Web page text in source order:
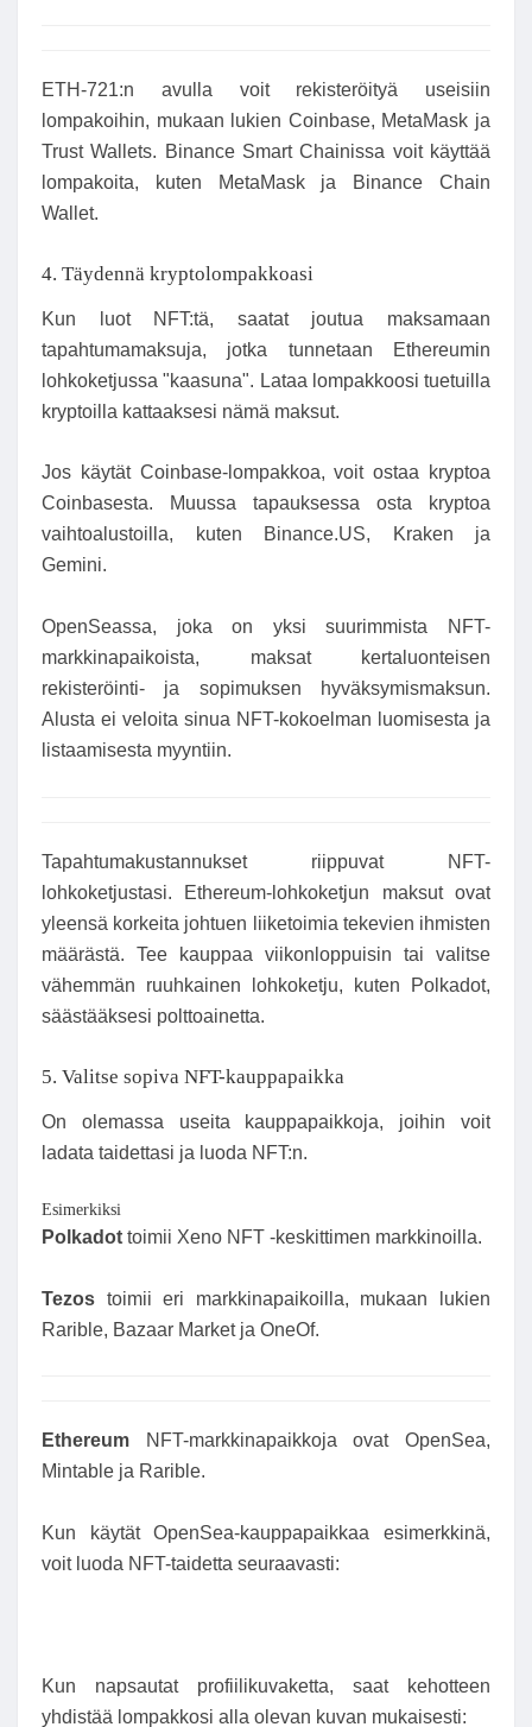
ETH-721:n avulla voit rekisteröityä useisiin
lompakoihin, mukaan lukien Coinbase, MetaMask ja
Trust Wallets. Binance Smart Chainissa voit käyttää
lompakoita, kuten MetaMask ja Binance Chain
Wallet.
4. Täydennä kryptolompakkoasi
Kun luot NFT:tä, saatat joutua maksamaan
tapahtumamaksuja, jotka tunnetaan Ethereumin
lohkoketjussa "kaasuna". Lataa lompakkoosi tuetuilla
kryptoilla kattaaksesi nämä maksut.
Jos käytät Coinbase-lompakkoa, voit ostaa kryptoa
Coinbasesta. Muussa tapauksessa osta kryptoa
vaihtoalustoilla, kuten Binance.US, Kraken ja
Gemini.
OpenSeassa, joka on yksi suurimmista NFT-
markkinapaikoista, maksat kertaluonteisen
rekisteröinti- ja sopimuksen hyväksymismaksun.
Alusta ei veloita sinua NFT-kokoelman luomisesta ja
listaamisesta myyntiin.
Tapahtumakustannukset riippuvat NFT-
lohkoketjustasi. Ethereum-lohkoketjun maksut ovat
yleensä korkeita johtuen liiketoimia tekevien ihmisten
määrästä. Tee kauppaa viikonloppuisin tai valitse
vähemmän ruuhkainen lohkoketju, kuten Polkadot,
säästääksesi polttoainetta.
5. Valitse sopiva NFT-kauppapaikka
On olemassa useita kauppapaikkoja, joihin voit
ladata taidettasi ja luoda NFT:n.
Esimerkiksi
Polkadot toimii Xeno NFT -keskittimen markkinoilla.
Tezos toimii eri markkinapaikoilla, mukaan lukien
Rarible, Bazaar Market ja OneOf.
Ethereum NFT-markkinapaikkoja ovat OpenSea,
Mintable ja Rarible.
Kun käytät OpenSea-kauppapaikkaa esimerkkinä,
voit luoda NFT-taidetta seuraavasti:
Kun napsautat profiilikuvaketta, saat kehotteen
yhdistää lompakkosi alla olevan kuvan mukaisesti: